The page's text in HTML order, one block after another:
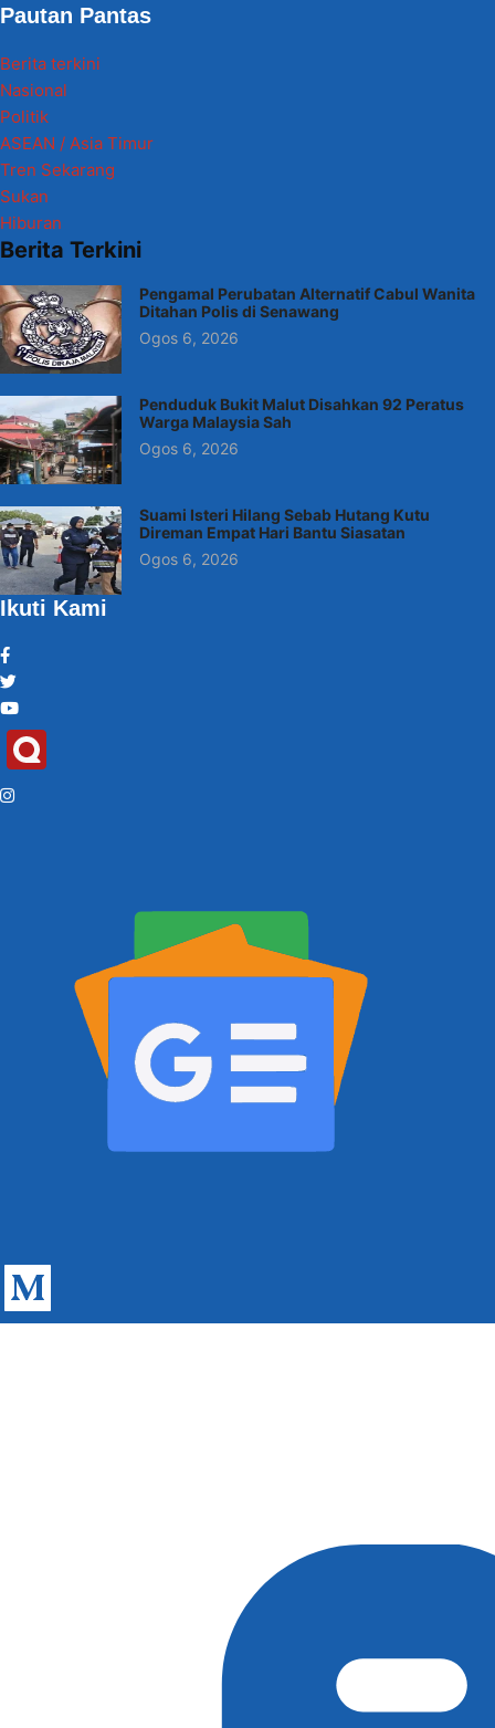
Pautan Pantas
Berita terkini
Nasional
Politik
ASEAN / Asia Timur
Tren Sekarang
Sukan
Hiburan
Berita Terkini
Pengamal Perubatan Alternatif Cabul Wanita
Ditahan Polis di Senawang
Ogos 6, 2026
Penduduk Bukit Malut Disahkan 92 Peratus
Warga Malaysia Sah
Ogos 6, 2026
Suami Isteri Hilang Sebab Hutang Kutu
Direman Empat Hari Bantu Siasatan
Ogos 6, 2026
Ikuti Kami